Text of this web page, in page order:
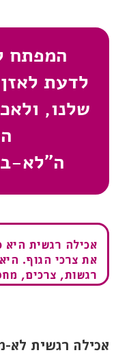
המפתח
לדעת
שלנו,
ה"לא-
אכילה רגשית
את צרכי הגוף.
רגשות, צרכים,
אכילה רגשית לא-